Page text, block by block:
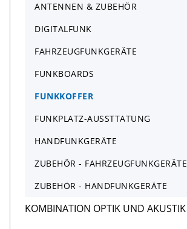
ANTENNEN & ZUBEHÖR
DIGITALFUNK
FAHRZEUGFUNKGERÄTE
FUNKBOARDS
FUNKKOFFER
FUNKPLATZ-AUSSTTATUNG
HANDFUNKGERÄTE
ZUBEHÖR - FAHRZEUGFUNKGERÄTE
ZUBEHÖR - HANDFUNKGERÄTE
KOMBINATION OPTIK UND AKUSTIK